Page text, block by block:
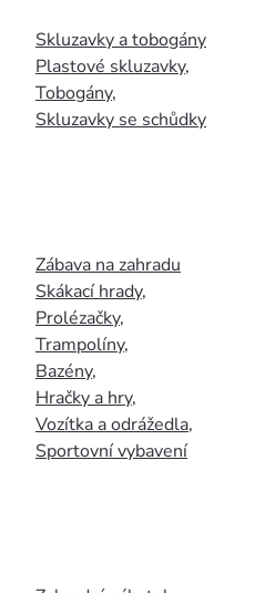
Skluzavky a tobogány
Plastové skluzavky,
Tobogány,
Skluzavky se schůdky
Zábava na zahradu
Skákací hrady,
Prolézačky,
Trampolíny,
Bazény,
Hračky a hry,
Vozítka a odrážedla,
Sportovní vybavení